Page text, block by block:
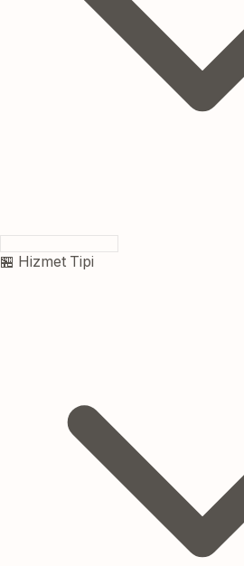
🏪 Hizmet Tipi